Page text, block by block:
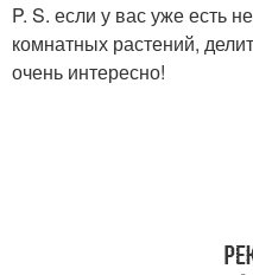
P. S. если у вас уже есть
комнатных растений,
очень интересно!